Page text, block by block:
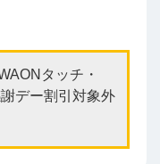
タッチ・
デー割引対象外